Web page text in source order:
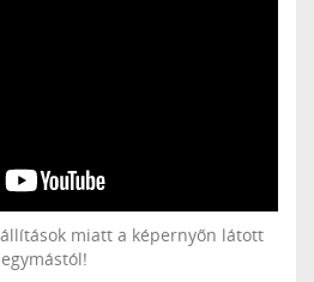
miatt a képernyőn látott